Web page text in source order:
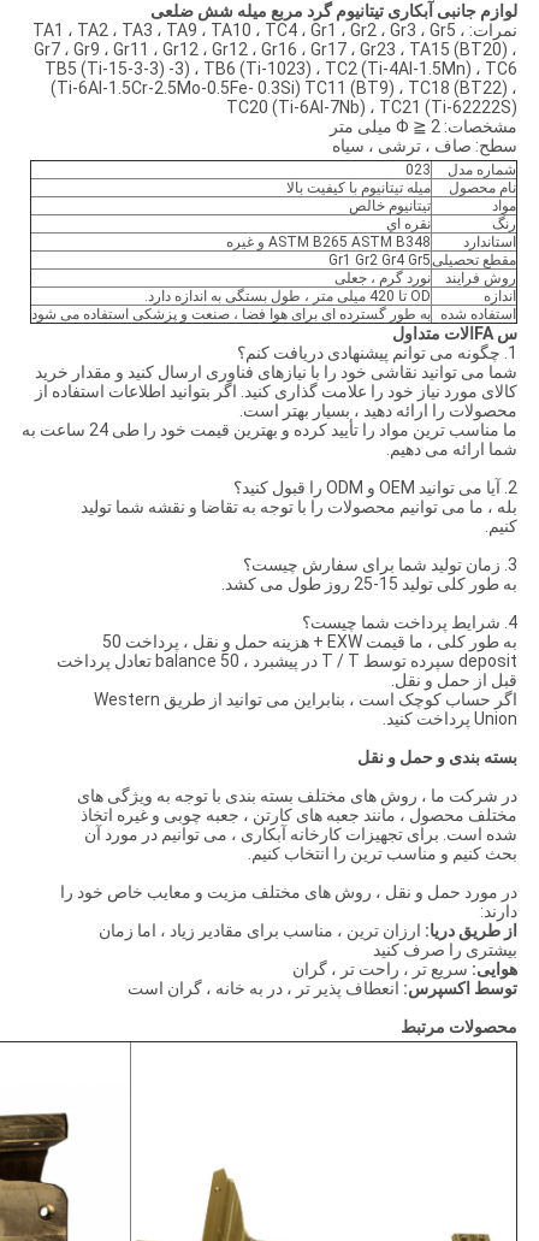
لوازم جانبی آبکاری تیتانیوم گرد مربع میله شش ضلعی
نمرات: TA1 ، TA2 ، TA3 ، TA9 ، TA10 ، TC4 ، Gr1 ، Gr2 ، Gr3 ، Gr5 ،
Gr7 ، Gr9 ، Gr11 ، Gr12 ، Gr12 ، Gr16 ، Gr17 ، Gr23 ، TA15 (BT20) ،
TB5 (Ti-15-3-3) -3) ، TB6 (Ti-1023) ، TC2 (Ti-4Al-1.5Mn) ، TC6
(Ti-6Al-1.5Cr-2.5Mo-0.5Fe- 0.3Si) TC11 (BT9) ، TC18 (BT22) ،
TC20 (Ti-6Al-7Nb) ، TC21 (Ti-62222S)
مشخصات: Φ ≧ 2 میلی متر
سطح: صاف ، ترشی ، سیاه
شماره مدل
023
نام محصول
میله تیتانیوم با کیفیت بالا
مواد
تیتانیوم خالص
رنگ
نقره اي
استاندارد
ASTM B265 ASTM B348 و غیره
مقطع تحصیلیGr1 Gr2 Gr4 Gr5
روش فرایند
نورد گرم ، جعلی
اندازه
OD تا 420 میلی متر ، طول بستگی به اندازه دارد.
استفاده شده به طور گسترده ای برای هوا فضا ، صنعت و پزشکی استفاده می شود
س FAالات متداول
1. چگونه می توانم پیشنهادی دریافت کنم؟
شما می توانید نقاشی خود را با نیازهای فناوری ارسال کنید و مقدار خرید
کالای مورد نیاز خود را علامت گذاری کنید. اگر بتوانید اطلاعات استفاده از
محصولات را ارائه دهید ، بسیار بهتر است.
ما مناسب ترین مواد را تأیید کرده و بهترین قیمت خود را طی 24 ساعت به
شما ارائه می دهیم.
2. آیا می توانید OEM و ODM را قبول کنید؟
بله ، ما می توانیم محصولات را با توجه به تقاضا و نقشه شما تولید
کنیم.
3. زمان تولید شما برای سفارش چیست؟
به طور کلی تولید 15-25 روز طول می کشد.
4. شرایط پرداخت شما چیست؟
به طور کلی ، ما قیمت EXW + هزینه حمل و نقل ، پرداخت 50
deposit سپرده توسط T / T در پیشبرد ، 50 balance تعادل پرداخت
قبل از حمل و نقل.
اگر حساب کوچک است ، بنابراین می توانید از طریق Western
Union پرداخت کنید.
بسته بندی و حمل و نقل
در شرکت ما ، روش های مختلف بسته بندی با توجه به ویژگی های
مختلف محصول ، مانند جعبه های کارتن ، جعبه چوبی و غیره اتخاذ
شده است. برای تجهیزات کارخانه آبکاری ، می توانیم در مورد آن
بحث کنیم و مناسب ترین را انتخاب کنیم.
در مورد حمل و نقل ، روش های مختلف مزیت و معایب خاص خود را
دارند:
از طریق دریا: ارزان ترین ، مناسب برای مقادیر زیاد ، اما زمان
بیشتری را صرف کنید
هوایی: سریع تر ، راحت تر ، گران
توسط اکسپرس: انعطاف پذیر تر ، در به خانه ، گران است
محصولات مرتبط